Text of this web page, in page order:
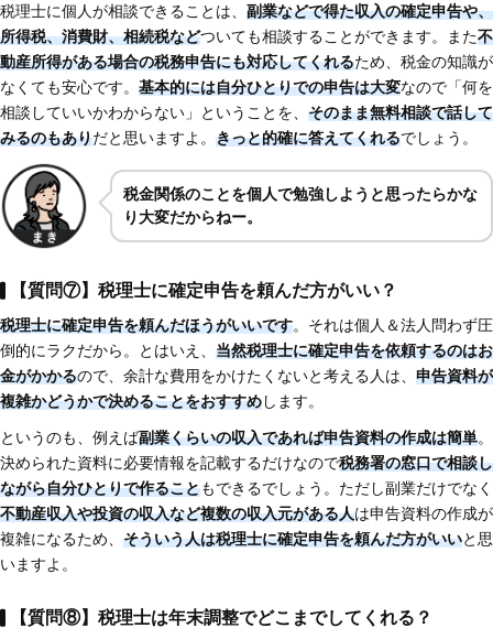
税理士に個人が相談できることは、 副業などで得た収入の確定申告や、
所得税、消費財、相続税などついても相談することができます。また不
動産所得がある場合の税務申告にも対応してくれるため、税金の知識が
なくても安心です。 基本的には自分ひとりでの申告は大変なので「何を
相談していいかわからない」ということを、 そのまま無料相談で話して
みるのもありだと思いますよ。 きっと的確に答えてくれるでしょう。
税金関係のことを個人で勉強しようと思ったらかな
り大変だからねー。
【質問⑦】税理士に確定申告を頼んだ方がいい？
税理士に確定申告を頼んだほうがいいです。それは個人＆法人問わず圧
倒的にラクだから。とはいえ、 当然税理士に確定申告を依頼するのはお
金がかかるので、余計な費用をかけたくないと考える人は、 申告資料が
複雑かどうかで決めることをおすすめします。
というのも、例えば副業くらいの収入であれば申告資料の作成は簡単。
決められた資料に必要情報を記載するだけなので税務署の窓口で相談し
ながら自分ひとりで作ることもできるでしょう。ただし副業だけでなく
不動産収入や投資の収入など複数の収入元がある人は申告資料の作成が
複雑になるため、 そういう人は税理士に確定申告を頼んだ方がいいと思
いますよ。
【質問⑧】税理士は年末調整でどこまでしてくれる？